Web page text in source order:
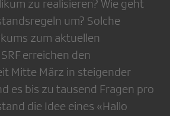
zu realisieren? Wie geht
um? Solche
zum aktuellen
erreichen den
Mitte März in steigender
es bis zu tausend Fragen pro
die Idee eines «Hallo